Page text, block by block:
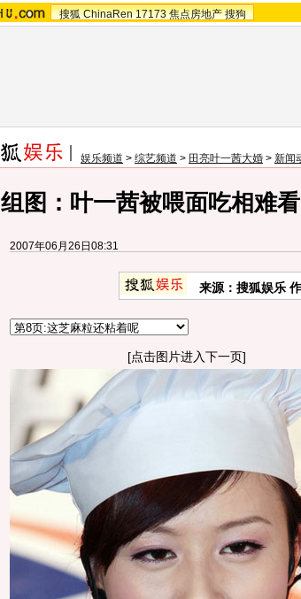
搜狐 ChinaRen 17173 焦点房地产 搜狗
娱乐频道 > 综艺频道 > 田亮叶一茜大婚 > 新闻
组图：叶一茜被喂面吃相难
2007年06月26日08:31
来源：搜狐娱乐
[点击图片进入下一页]